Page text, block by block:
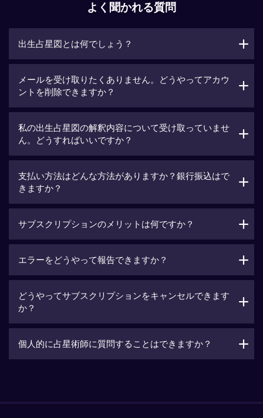
よく聞かれる質問
出生占星図とは何でしょう？
メールを受け取りたくありません。どうやってアカウ
ントを削除できますか？
私の出生占星図の解釈内容について受け取っていませ
ん。どうすればいいですか？
支払い方法はどんな方法がありますか？銀行振込はで
きますか？
サブスクリプションのメリットは何ですか？
エラーをどうやって報告できますか？
どうやってサブスクリプションをキャンセルできます
か？
個人的に占星術師に質問することはできますか？